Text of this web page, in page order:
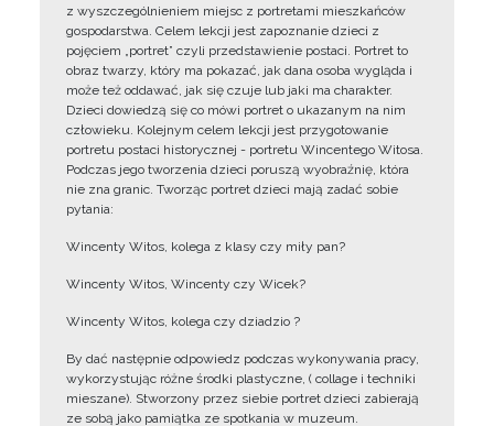
z wyszczególnieniem miejsc z portretami mieszkańców
gospodarstwa. Celem lekcji jest zapoznanie dzieci z
pojęciem „portret” czyli przedstawienie postaci. Portret to
obraz twarzy, który ma pokazać, jak dana osoba wygląda i
może też oddawać, jak się czuje lub jaki ma charakter.
Dzieci dowiedzą się co mówi portret o ukazanym na nim
człowieku. Kolejnym celem lekcji jest przygotowanie
portretu postaci historycznej - portretu Wincentego Witosa.
Podczas jego tworzenia dzieci poruszą wyobraźnię, która
nie zna granic. Tworząc portret dzieci mają zadać sobie
pytania:
Wincenty Witos, kolega z klasy czy miły pan?
Wincenty Witos, Wincenty czy Wicek?
Wincenty Witos, kolega czy dziadzio ?
By dać następnie odpowiedz podczas wykonywania pracy,
wykorzystując różne środki plastyczne, ( collage i techniki
mieszane). Stworzony przez siebie portret dzieci zabierają
ze sobą jako pamiątka ze spotkania w muzeum.